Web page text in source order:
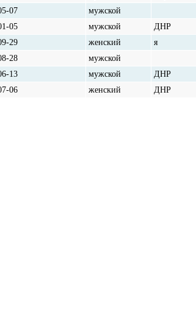
07 мужской
05 мужской ДНР
29 женский я
28 мужской
13 мужской ДНР
06 женский ДНР